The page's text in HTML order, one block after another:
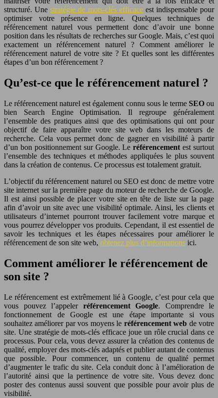
structuré. Unestratégie de mots-clés efficaceest indispensable pour
optimiser votre présence en ligne. Quelques techniques de
référencement naturel vous permettent donc d’avoir une bonne
position dans les résultats de recherches sur Google. Mais, c’est quoi
exactement un référencement naturel ? Comment améliorer le
référencement naturel de votre site ? Et quelles sont les différentes
étapes d’un bon référencement ?
Qu’est-ce que le référencement naturel ?
Le référencement naturel est également connu sous le terme SEOou
bien Search Engine Optimisation. Il regroupe généralement
l’ensemble des pratiques ainsi que des optimisations qui ont pour
objectif de faire apparaître votre site web dans les moteurs de
recherche. Cela vous permet donc de gagner en visibilité à partir
d’un bon positionnement sur Google. Leréférencement est surtout
l’ensemble des techniques et méthodes appliquées le plus souvent
dans la création de contenus. Ce processus est totalement gratuit.
L’objectif du référencement naturel ou SEO est donc de mettre votre
site internet sur la première page du moteur de recherche de Google.
Il est ainsi possible de placer votre site en tête de liste sur la page
afin d’avoir un site avec une visibilité optimale. Ainsi, les clients et
utilisateurs d’internet pourront trouver facilement votre marque et
vous pourrez développer vos produits. Cependant, il est essentiel de
savoir les techniques et les étapes nécessaires pour améliorer le
référencement de son site web, obtenez plus d’informations ici.
Comment améliorer le référencement de
son site ?
Le référencement est extrêmement lié à Google, c’est pour cela que
vous pouvez l’appeler référencement Google. Comprendre le
fonctionnement de Google est une étape importante si vous
souhaitez améliorer par vos moyens le référencement web de votre
site. Une stratégie de mots-clés efficace joue un rôle crucial dans ce
processus. Pour cela, vous devez assurer la création des contenus de
qualité, employer des mots-clés adaptés et publier autant de contenus
que possible. Pour commencer, un contenu de qualité permet
d’augmenter le trafic du site. Cela conduit donc à l’amélioration de
l’autorité ainsi que la pertinence de votre site. Vous devez donc
poster des contenus aussi souvent que possible pour avoir plus de
visibilité.